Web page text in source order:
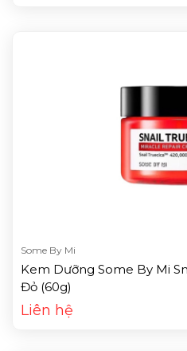
Some By Mi
Kem Dưỡng Some By Mi
Đỏ (60g)
Liên hệ